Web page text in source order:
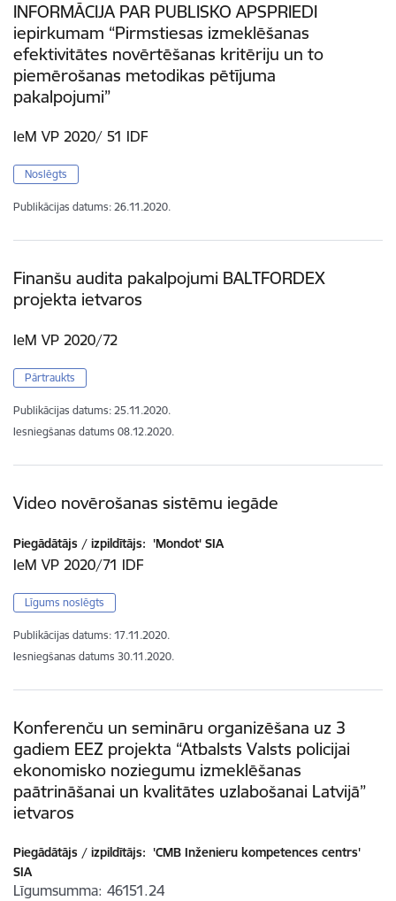
INFORMĀCIJA PAR PUBLISKO APSPRIEDI
iepirkumam “Pirmstiesas izmeklēšanas
efektivitātes novērtēšanas kritēriju un to
piemērošanas metodikas pētījuma
pakalpojumi”
IeM VP 2020/ 51 IDF
Noslēgts
Publikācijas datums: 26.11.2020.
Finanšu audita pakalpojumi BALTFORDEX
projekta ietvaros
IeM VP 2020/72
Pārtraukts
Publikācijas datums: 25.11.2020.
Iesniegšanas datums 08.12.2020.
Video novērošanas sistēmu iegāde
Piegādātājs / izpildītājs: 'Mondot' SIA
IeM VP 2020/71 IDF
Līgums noslēgts
Publikācijas datums: 17.11.2020.
Iesniegšanas datums 30.11.2020.
Konferenču un semināru organizēšana uz 3
gadiem EEZ projekta “Atbalsts Valsts policijai
ekonomisko noziegumu izmeklēšanas
paātrināšanai un kvalitātes uzlabošanai Latvijā”
ietvaros
Piegādātājs / izpildītājs: 'CMB Inženieru kompetences centrs'
SIA
Līgumsumma 46151.24